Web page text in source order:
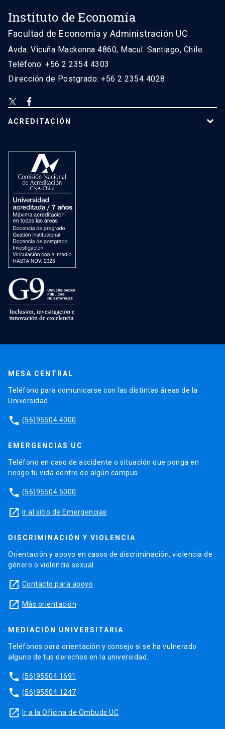
Instituto de Economía
Facultad de Economía y Administración UC
Avda. Vicuña Mackenna 4860, Macul. Santiago, Chile
Teléfono: +56 2 2354 4303
Dirección de Postgrado: +56 2 2354 4028
ACREDITACIÓN
MESA CENTRAL
Teléfono para comunicarse con las distintas áreas de la
Universidad.
phone (56)95504 4000
EMERGENCIAS UC
Teléfono en caso de accidente o situación que ponga en
riesgo tu vida dentro de algún campus.
phone (56)95504 5000
launch Ir al sitio de Emergencias
DISCRIMINACIÓN Y VIOLENCIA
Orientación y apoyo en casos de discriminación, violencia de
género o violencia sexual.
launch Contacto para apoyo
launch Más orientación
MEDIACIÓN UNIVERSITARIA
Teléfonos para orientación y consejo si se ha vulnerado
alguno de tus derechos en la universidad.
phone (56)95504 1691
phone (56)95504 1247
launch Ir a la Oficina de Ombuds UC